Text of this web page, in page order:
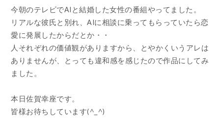
今朝のテレビでAIと結婚した女性の番組やってました。
リアルな彼氏と別れ、AIに相談に乗ってもらっていたら恋
愛に発展したからだとか・・
人それぞれの価値観がありますから、とやかくいうアレは
ありませんが、とっても違和感を感じたので作品にしてみ
ました。
本日佐賀幸座です。
皆様お待ちしています(^_^)